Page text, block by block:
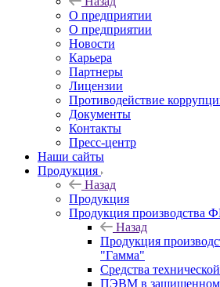
О предприятии
О предприятии
Новости
Карьера
Партнеры
Лицензии
Противодействие
Документы
Контакты
Пресс-центр
Наши сайты
Продукция
Назад
Продукция
Продукция
Назад
Продукция
"Гамма"
Средства
ПЭВМ в защищенном